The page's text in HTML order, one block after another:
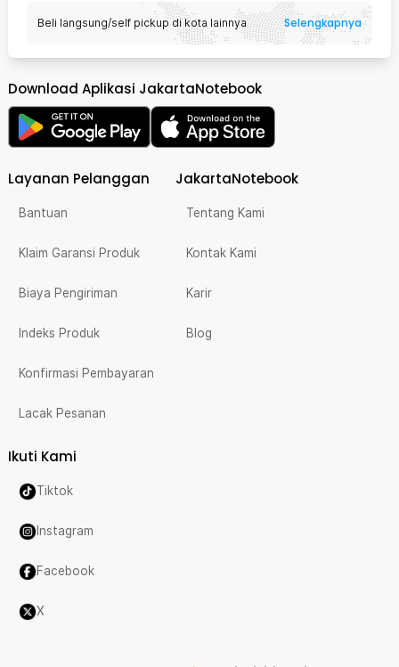
Beli langsung/self pickup di kota lainnya Selengkapnya
Download Aplikasi JakartaNotebook
Layanan Pelanggan
Bantuan
Klaim Garansi Produk
Biaya Pengiriman
Indeks Produk
Konfirmasi Pembayaran
Lacak Pesanan
JakartaNotebook
Tentang Kami
Kontak Kami
Karir
Blog
Ikuti Kami
Tiktok
Instagram
Facebook
X